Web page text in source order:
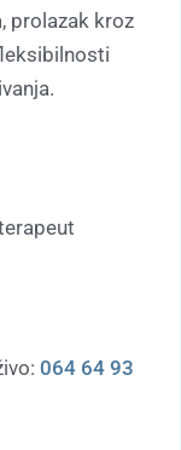
prolazak kroz
064 64 93